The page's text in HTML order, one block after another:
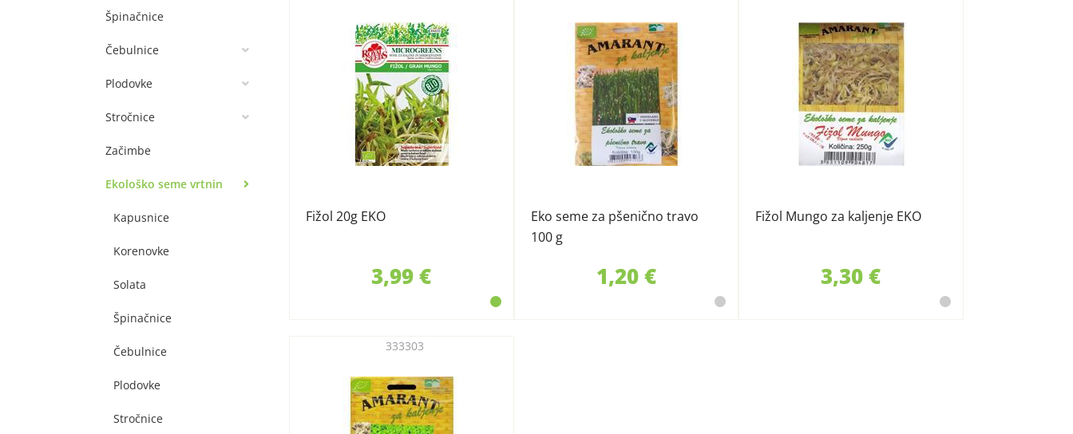
Špinačnice
Čebulnice
Plodovke
Stročnice
Začimbe
Ekološko seme vrtnin
Kapusnice
Korenovke
Solata
Špinačnice
Čebulnice
Plodovke
Stročnice
Fižol 20g EKO
3,99 €
Eko seme za pšenično travo
100 g
1,20 €
Fižol Mungo za kaljenje EKO
3,30 €
333303